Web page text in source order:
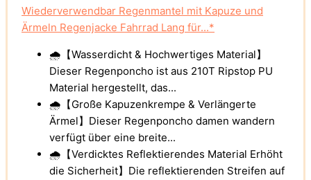
Wiederverwendbar Regenmantel mit Kapuze und
Ärmeln Regenjacke Fahrrad Lang für...*
🌧️【Wasserdicht & Hochwertiges Material】
Dieser Regenponcho ist aus 210T Ripstop PU
Material hergestellt, das...
🌧️【Große Kapuzenkrempe & Verlängerte
Ärmel】Dieser Regenponcho damen wandern
verfügt über eine breite...
🌧️【Verdicktes Reflektierendes Material Erhöht
die Sicherheit】Die reflektierenden Streifen auf